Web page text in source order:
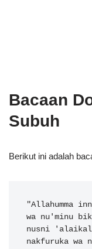
Bacaan
Subuh
Berikut ini adalah
"Allahumma
wa nu'minu
nusni 'alaikal
nakfuruka wa